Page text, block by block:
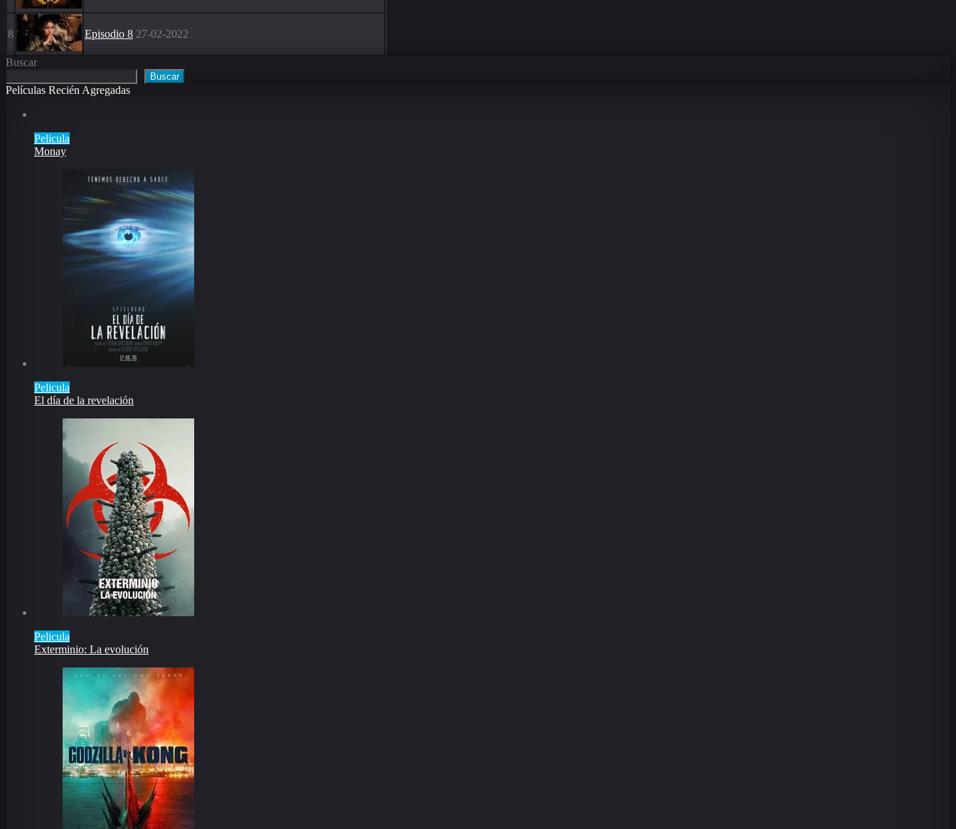
8 Episodio 8 27-02-2022
Buscar
Buscar
Películas Recién Agregadas
Pelicula
Monay
Pelicula
El día de la revelación
Pelicula
Exterminio: La evolución